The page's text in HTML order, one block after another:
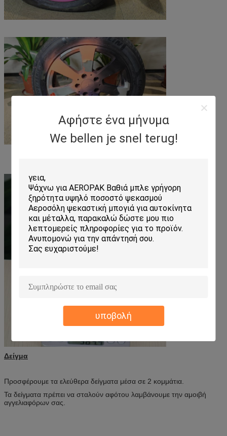
Αφήστε ένα μήνυμα
We bellen je snel terug!
υποβολή
Δείγμα
Προσφέρουμε τα ελεύθερα δείγματα μέσα σε 2 κομμάτια.
Τα δείγματα πρέπει να σταλούν αφότου λαμβάνουμε την αμοιβή
αγγελιαφόρων σας.